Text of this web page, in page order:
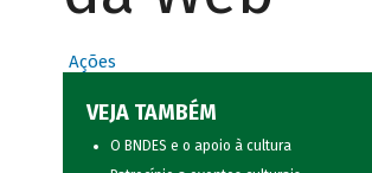
Ações
VEJA TAMBÉM
O BNDES e o apoio à cultura